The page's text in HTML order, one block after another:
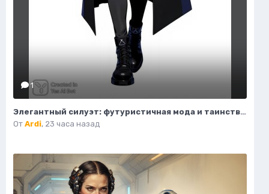
1
Элегантный силуэт: футуристичная мода и таинственный воитель пустоты. Генерация из нейронной сети Flux Ai
От Ardi, 23 часа назад